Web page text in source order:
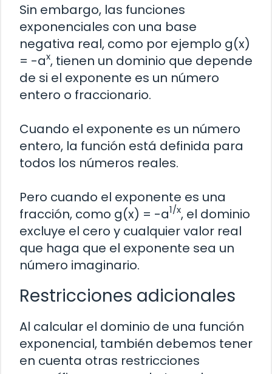
Sin embargo, las funciones
exponenciales con una base
negativa real, como por ejemplo g(x)
= -ax, tienen un dominio que depende
de si el exponente es un número
entero o fraccionario.
Cuando el exponente es un número
entero, la función está definida para
todos los números reales.
Pero cuando el exponente es una
fracción, como g(x) = -a1/x, el dominio
excluye el cero y cualquier valor real
que haga que el exponente sea un
número imaginario.
Restricciones adicionales
Al calcular el dominio de una función
exponencial, también debemos tener
en cuenta otras restricciones